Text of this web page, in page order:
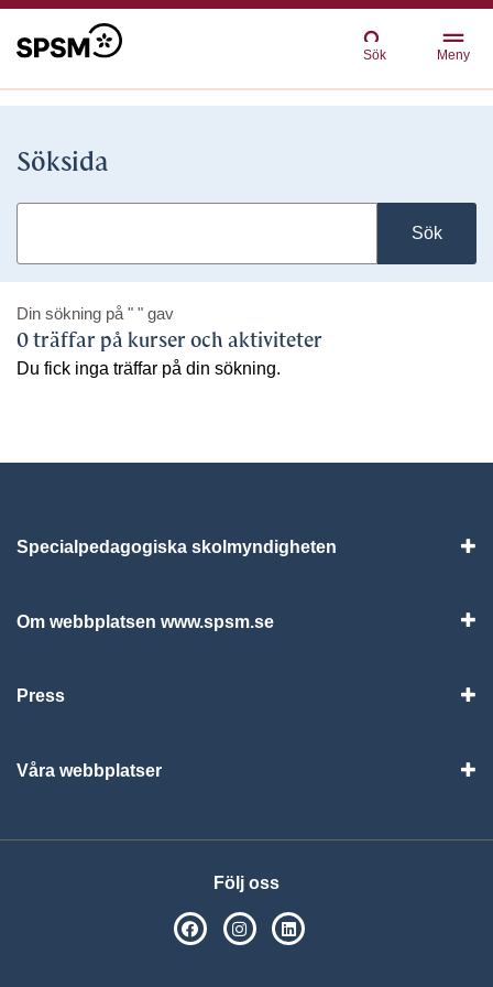
Sök Meny
Söksida
Sök
Din sökning på " " gav
0 träffar på kurser och aktiviteter
Du fick inga träffar på din sökning.
Specialpedagogiska skolmyndigheten
Om webbplatsen www.spsm.se
Press
Våra webbplatser
Följ oss
SPSM på Facebook
SPSM på Instagram